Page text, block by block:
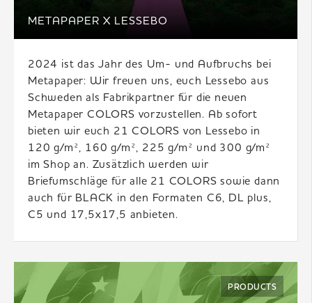
METAPAPER X LESSEBO
2024 ist das Jahr des Um- und Aufbruchs bei
Metapaper: Wir freuen uns, euch Lessebo aus
Schweden als Fabrikpartner für die neuen
Metapaper COLORS vorzustellen. Ab sofort
bieten wir euch 21 COLORS von Lessebo in
120 g/m², 160 g/m², 225 g/m² und 300 g/m²
im Shop an. Zusätzlich werden wir
Briefumschläge für alle 21 COLORS sowie dann
auch für BLACK in den Formaten C6, DL plus,
C5 und 17,5x17,5 anbieten.
PRODUCTS